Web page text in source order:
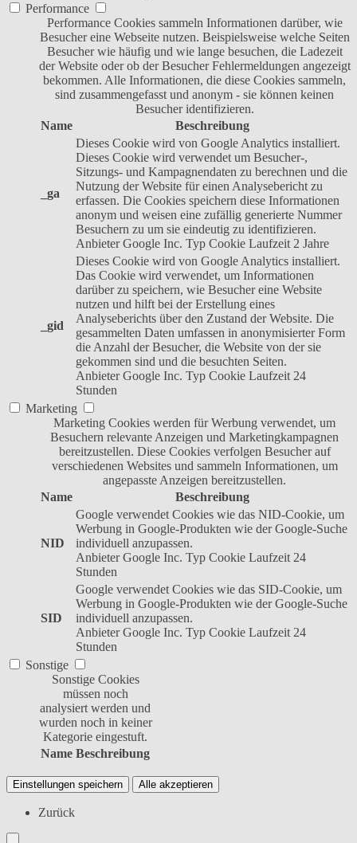
Performance
Performance Cookies sammeln Informationen darüber, wie
Besucher eine Webseite nutzen. Beispielsweise welche Seiten
Besucher wie häufig und wie lange besuchen, die Ladezeit
der Website oder ob der Besucher Fehlermeldungen angezeigt
bekommen. Alle Informationen, die diese Cookies sammeln,
sind zusammengefasst und anonym - sie können keinen
Besucher identifizieren.
Name
Beschreibung
_ga
Dieses Cookie wird von Google Analytics installiert.
Dieses Cookie wird verwendet um Besucher-,
Sitzungs- und Kampagnendaten zu berechnen und die
Nutzung der Website für einen Analysebericht zu
erfassen. Die Cookies speichern diese Informationen
anonym und weisen eine zufällig generierte Nummer
Besuchern zu um sie eindeutig zu identifizieren.
Anbieter Google Inc. Typ Cookie Laufzeit 2 Jahre
_gid
Dieses Cookie wird von Google Analytics installiert.
Das Cookie wird verwendet, um Informationen
darüber zu speichern, wie Besucher eine Website
nutzen und hilft bei der Erstellung eines
Analyseberichts über den Zustand der Website. Die
gesammelten Daten umfassen in anonymisierter Form
die Anzahl der Besucher, die Website von der sie
gekommen sind und die besuchten Seiten.
Anbieter Google Inc. Typ Cookie Laufzeit 24
Stunden
Marketing
Marketing Cookies werden für Werbung verwendet, um
Besuchern relevante Anzeigen und Marketingkampagnen
bereitzustellen. Diese Cookies verfolgen Besucher auf
verschiedenen Websites und sammeln Informationen, um
angepasste Anzeigen bereitzustellen.
Name
Beschreibung
NID
Google verwendet Cookies wie das NID-Cookie, um
Werbung in Google-Produkten wie der Google-Suche
individuell anzupassen.
Anbieter Google Inc. Typ Cookie Laufzeit 24
Stunden
SID
Google verwendet Cookies wie das SID-Cookie, um
Werbung in Google-Produkten wie der Google-Suche
individuell anzupassen.
Anbieter Google Inc. Typ Cookie Laufzeit 24
Stunden
Sonstige
Sonstige Cookies
müssen noch
analysiert werden und
wurden noch in keiner
Kategorie eingestuft.
Name Beschreibung
Einstellungen speichern Alle akzeptieren
Zurück